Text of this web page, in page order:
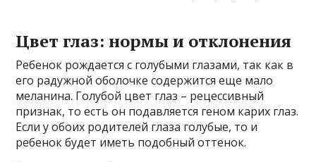
Цвет глаз: нормы и отклонения
Ребенок рождается с голубыми глазами, так как в
его радужной оболочке содержится еще мало
меланина. Голубой цвет глаз – рецессивный
признак, то есть он подавляется геном карих глаз.
Если у обоих родителей глаза голубые, то и
ребенок будет иметь подобный оттенок.